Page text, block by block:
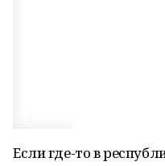
Если где-то в